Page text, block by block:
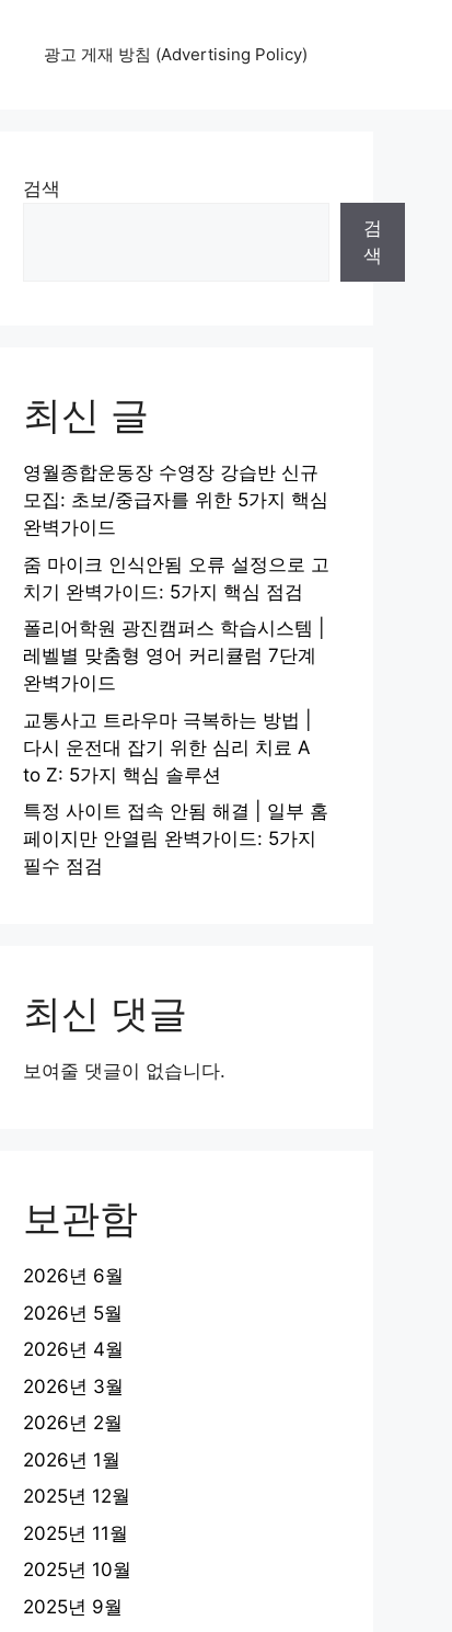
광고 게재 방침 (Advertising Policy)
검색
검
색
최신 글
영월종합운동장 수영장 강습반 신규
모집: 초보/중급자를 위한 5가지 핵심
완벽가이드
줌 마이크 인식안됨 오류 설정으로 고
치기 완벽가이드: 5가지 핵심 점검
폴리어학원 광진캠퍼스 학습시스템 |
레벨별 맞춤형 영어 커리큘럼 7단계
완벽가이드
교통사고 트라우마 극복하는 방법 |
다시 운전대 잡기 위한 심리 치료 A
to Z: 5가지 핵심 솔루션
특정 사이트 접속 안됨 해결 | 일부 홈
페이지만 안열림 완벽가이드: 5가지
필수 점검
최신 댓글
보여줄 댓글이 없습니다.
보관함
2026년 6월
2026년 5월
2026년 4월
2026년 3월
2026년 2월
2026년 1월
2025년 12월
2025년 11월
2025년 10월
2025년 9월